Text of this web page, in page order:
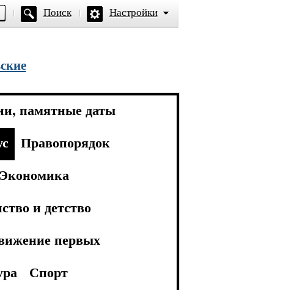
Поиск Настройки
памятные даты
Правопорядок
Экономика
и детство
первых
Спорт